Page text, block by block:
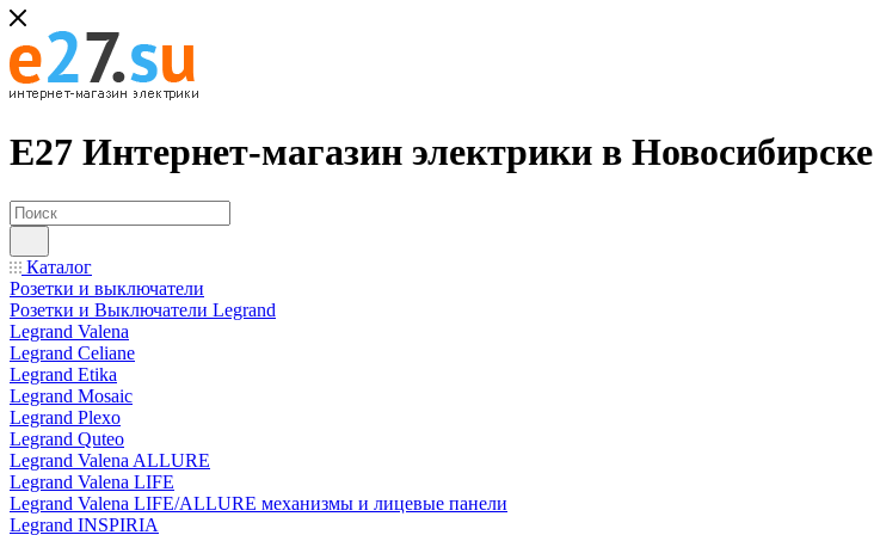
Е27 Интернет-магазин электрики в Новосибирске
Каталог
Розетки и выключатели
Розетки и Выключатели Legrand
Legrand Valena
Legrand Celiane
Legrand Etika
Legrand Mosaic
Legrand Plexo
Legrand Quteo
Legrand Valena ALLURE
Legrand Valena LIFE
Legrand Valena LIFE/ALLURE механизмы и лицевые панели
Legrand INSPIRIA